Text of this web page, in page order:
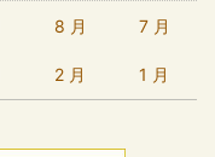
8 月 7 月
2 月 1 月